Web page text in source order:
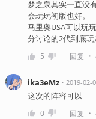
梦之泉其实一直没
会玩玩初版也好。
马里奥USA可以玩
分讨论的2代到底玩
5 回复 ・
ika3eMz・ 2019-02-
这次的阵容可以
0 回复 ・